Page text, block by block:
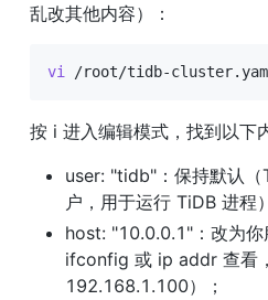
乱改其他内容）：
vi /root/tidb-
按 i 进入编辑模式，找到以下
user: "tidb"：保持默认（
户，用于运行 TiDB 进程
host: "10.0.0.1"：改为你
ifconfig 或 ip addr 查看
192.168.1.100）；